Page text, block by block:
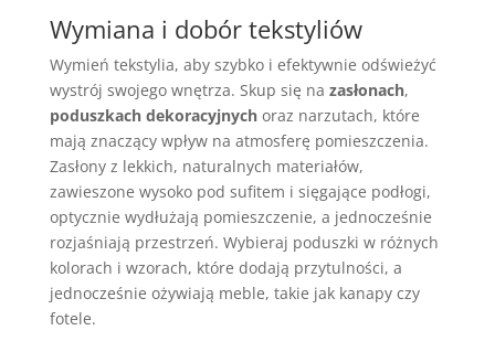
Wymiana i dobór tekstyliów
Wymień tekstylia, aby szybko i efektywnie odświeżyć
wystrój swojego wnętrza. Skup się na zasłonach,
poduszkach dekoracyjnychoraz narzutach, które
mają znaczący wpływ na atmosferę pomieszczenia.
Zasłony z lekkich, naturalnych materiałów,
zawieszone wysoko pod sufitem i sięgające podłogi,
optycznie wydłużają pomieszczenie, a jednocześnie
rozjaśniają przestrzeń. Wybieraj poduszki w różnych
kolorach i wzorach, które dodają przytulności, a
jednocześnie ożywiają meble, takie jak kanapy czy
fotele.